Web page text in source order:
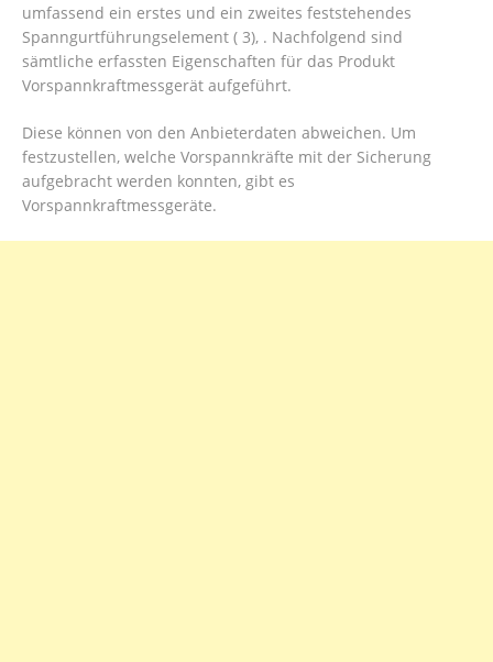
umfassend ein erstes und ein zweites feststehendes
Spanngurtführungselement ( 3), . Nachfolgend sind
sämtliche erfassten Eigenschaften für das Produkt
Vorspannkraftmessgerät aufgeführt.
Diese können von den Anbieterdaten abweichen. Um
festzustellen, welche Vorspannkräfte mit der Sicherung
aufgebracht werden konnten, gibt es
Vorspannkraftmessgeräte.